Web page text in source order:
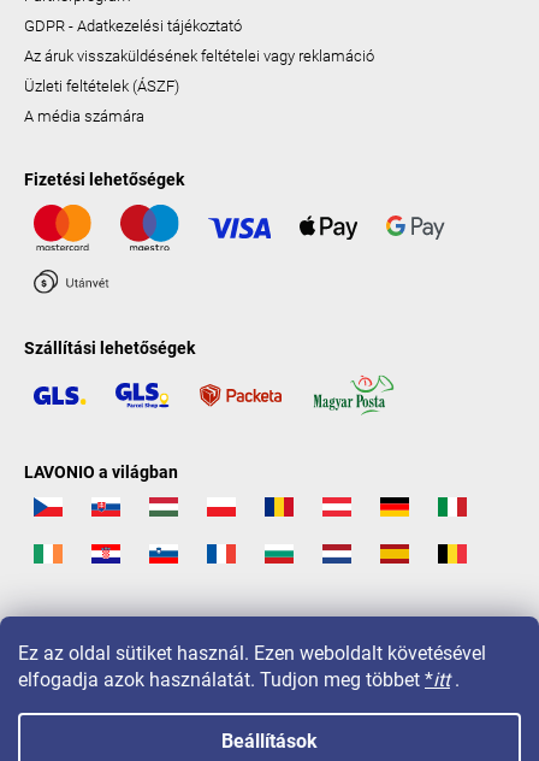
Ez az oldal sütiket használ. Ezen weboldalt követésével
elfogadja azok használatát. Tudjon meg többet *itt.
Beállítások
GDPR - Adatkezelési tájékoztató
Az áruk visszaküldésének feltételei vagy reklamáció
Üzleti feltételek (ÁSZF)
A média számára
Fizetési lehetőségek
Szállítási lehetőségek
LAVONIO a világban